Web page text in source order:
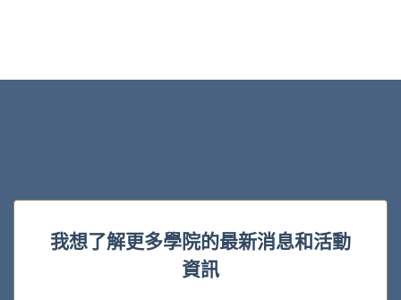
我想了解更多學院的最新消息和活動
資訊